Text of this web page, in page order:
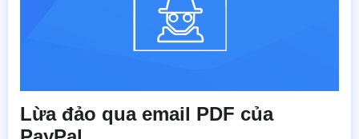
Lừa đảo qua email PDF của